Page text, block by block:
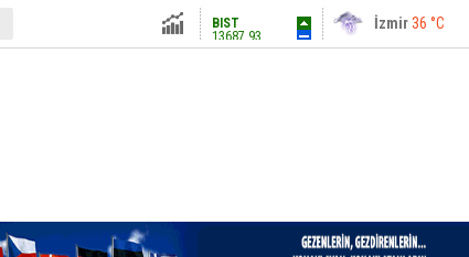
Altın6248.13 İstanbul 31 °C